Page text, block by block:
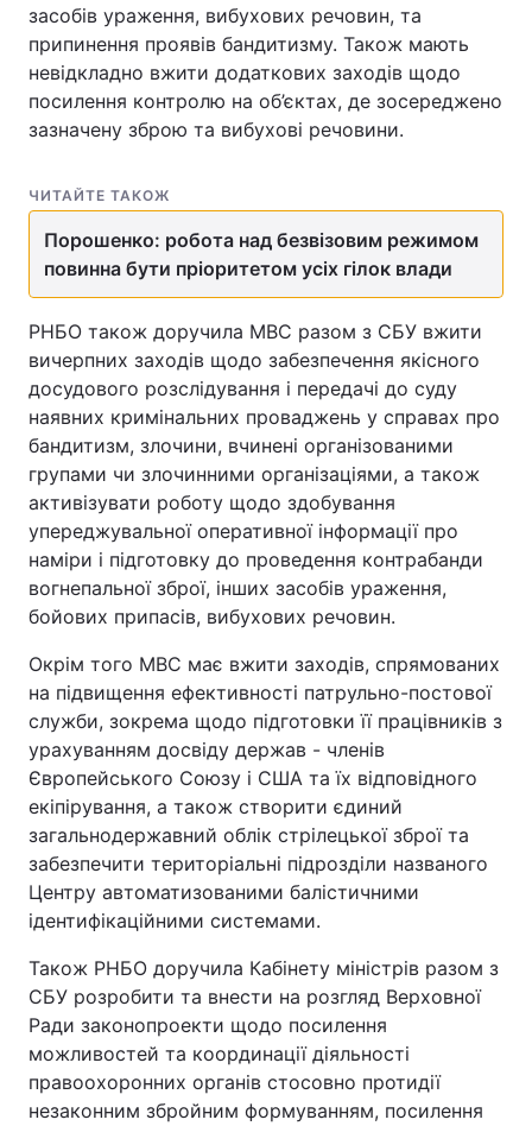
засобів ураження, вибухових речовин, та
припинення проявів бандитизму. Також мають
невідкладно вжити додаткових заходів щодо
посилення контролю на об’єктах, де зосереджено
зазначену зброю та вибухові речовини.
ЧИТАЙТЕ ТАКОЖ
Порошенко: робота над безвізовим режимом
повинна бути пріоритетом усіх гілок влади
РНБО також доручила МВС разом з СБУ вжити
вичерпних заходів щодо забезпечення якісного
досудового розслідування і передачі до суду
наявних кримінальних проваджень у справах про
бандитизм, злочини, вчинені організованими
групами чи злочинними організаціями, а також
активізувати роботу щодо здобування
упереджувальної оперативної інформації про
наміри і підготовку до проведення контрабанди
вогнепальної зброї, інших засобів ураження,
бойових припасів, вибухових речовин.
Окрім того МВС має вжити заходів, спрямованих
на підвищення ефективності патрульно-постової
служби, зокрема щодо підготовки її працівників з
урахуванням досвіду держав - членів
Європейського Союзу і США та їх відповідного
екіпірування, а також створити єдиний
загальнодержавний облік стрілецької зброї та
забезпечити територіальні підрозділи названого
Центру автоматизованими балістичними
ідентифікаційними системами.
Також РНБО доручила Кабінету міністрів разом з
СБУ розробити та внести на розгляд Верховної
Ради законопроекти щодо посилення
можливостей та координації діяльності
правоохоронних органів стосовно протидії
незаконним збройним формуванням, посилення